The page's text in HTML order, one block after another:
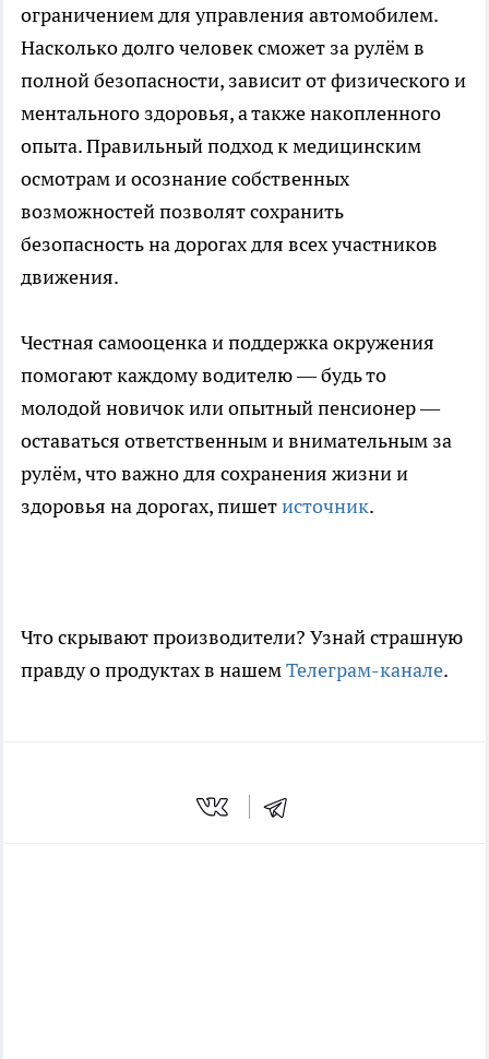
ограничением для управления автомобилем.
Насколько долго человек сможет за рулём в
полной безопасности, зависит от физического и
ментального здоровья, а также накопленного
опыта. Правильный подход к медицинским
осмотрам и осознание собственных
возможностей позволят сохранить
безопасность на дорогах для всех участников
движения.
Честная самооценка и поддержка окружения
помогают каждому водителю — будь то
молодой новичок или опытный пенсионер —
оставаться ответственным и внимательным за
рулём, что важно для сохранения жизни и
здоровья на дорогах, пишетисточник.
Что скрывают производители? Узнай страшную
правду о продуктах в нашемТелеграм-канале.